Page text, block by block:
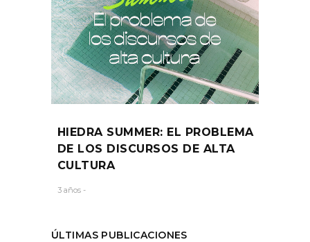
HIEDRA SUMMER: EL PROBLEMA
DE LOS DISCURSOS DE ALTA
CULTURA
3 años -
ÚLTIMAS PUBLICACIONES